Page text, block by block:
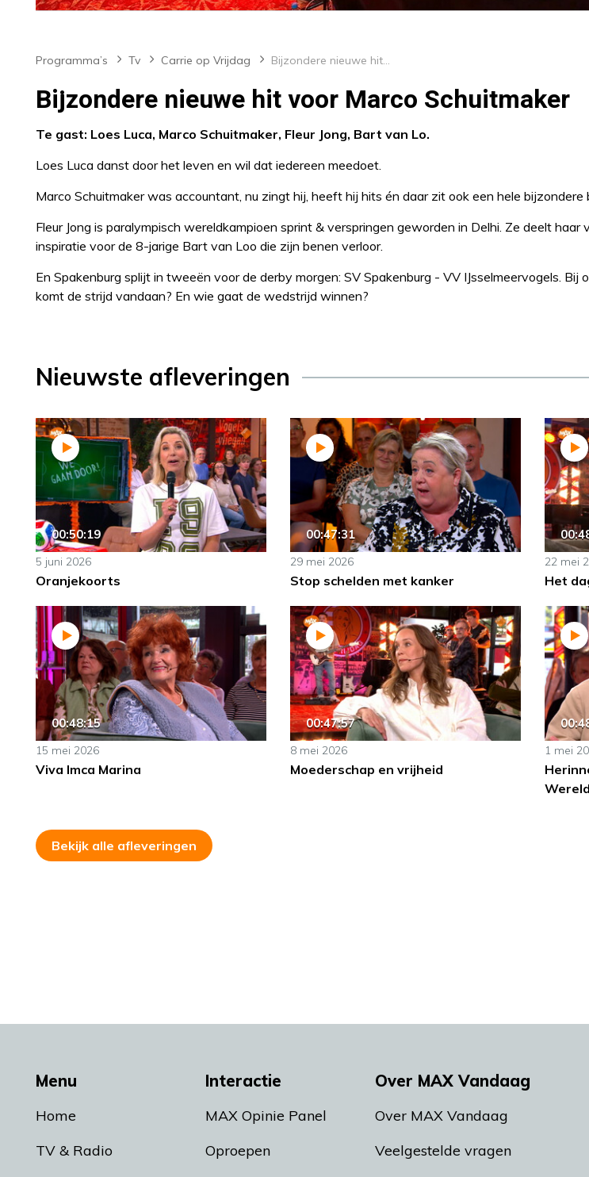
Programma’s Tv Carrie op Vrijdag Bijzondere nieuwe hit voor Marco Schuitmaker
Bijzondere nieuwe hit voor Marco Schuitmaker
Te gast: Loes Luca, Marco Schuitmaker, Fleur Jong, Bart van Lo.
Loes Luca danst door het leven en wil dat iedereen meedoet.
Marco Schuitmaker was accountant, nu zingt hij, heeft hij hits én daar zit ook een hele bijzondere
Fleur Jong is paralympisch wereldkampioen sprint & verspringen geworden in Delhi. Ze deelt haar
inspiratie voor de 8-jarige Bart van Loo die zijn benen verloor.
En Spakenburg splijt in tweeën voor de derby morgen: SV Spakenburg - VV IJsselmeervogels. Bij
komt de strijd vandaan? En wie gaat de wedstrijd winnen?
Nieuwste afleveringen
00:50:19
5 juni 2026
Oranjekoorts
00:47:31
29 mei 2026
Stop schelden met kanker
22 mei
Het
00:48:15
15 mei 2026
Viva Imca Marina
00:47:57
8 mei 2026
Moederschap en vrijheid
1 mei
Bekijk alle afleveringen
Menu
Home
TV & Radio
Interactie
MAX Opinie Panel
Oproepen
Over MAX Vandaag
Over MAX Vandaag
Veelgestelde vragen